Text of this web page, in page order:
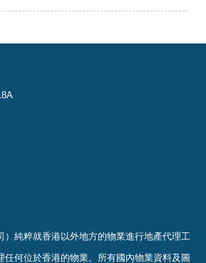
）純粹就香港以外地方的物業進行地產代理工
何位於香港的物業。 所有國內物業資料及圖